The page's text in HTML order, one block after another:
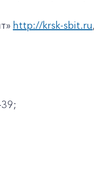
http://krsk-sbit.ru